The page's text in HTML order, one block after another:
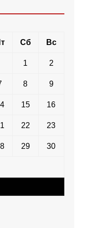
Сб Вс
1 2
8 9
15 16
22 23
29 30